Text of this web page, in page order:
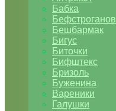
Бабка
Бефстроганов
Бешбармак
Бигус
Биточки
Бифштекс
Бризоль
Буженина
Вареники
Галушки